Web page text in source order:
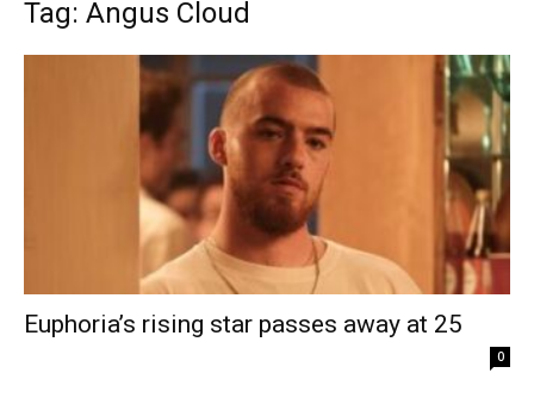
Tag: Angus Cloud
Euphoria’s rising star passes away at 25
0